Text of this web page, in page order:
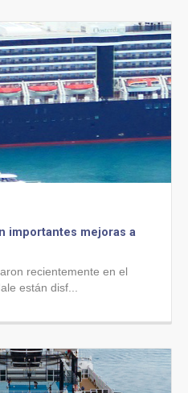
importantes mejoras a
recientemente en el
están disf...